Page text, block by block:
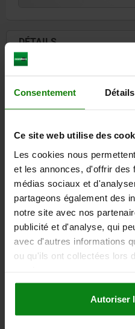
Consentement Détails
Ce site web utilise des
Les cookies nous
et les annonces, d'offrir des
médias sociaux et
partageons également des
notre site avec nos
publicité et d'analyse, qui
avec d'autres informations
ou qu'ils ont collectées lors
Autoriser
DÉTAILS
TÉLÉCHARGEMENTS
D'autres
22250-05
Pignons doubles 3/4" x